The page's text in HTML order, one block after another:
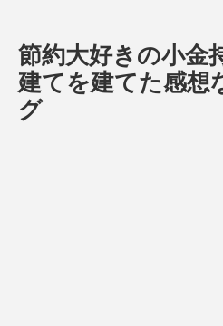
節約大好きの小金
建てを建てた感想
グ